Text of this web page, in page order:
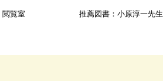
閲覧室 推薦図書：小原淳一先生